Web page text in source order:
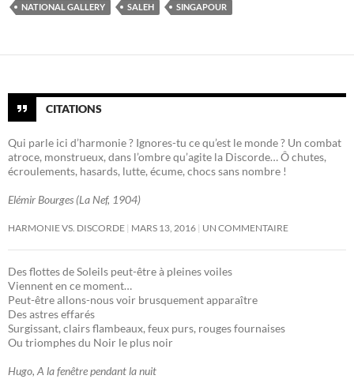
NATIONAL GALLERY
SALEH SINGAPOUR
CITATIONS
Qui parle ici d’harmonie ? Ignores-tu ce qu’est le monde ? Un combat
atroce, monstrueux, dans l’ombre qu’agite la Discorde… Ô chutes,
écroulements, hasards, lutte, écume, chocs sans nombre !
Elémir Bourges (La Nef, 1904)
HARMONIE VS. DISCORDE MARS 13, 2016 UN COMMENTAIRE
Des flottes de Soleils peut-être à pleines voiles
Viennent en ce moment…
Peut-être allons-nous voir brusquement apparaître
Des astres effarés
Surgissant, clairs flambeaux, feux purs, rouges fournaises
Ou triomphes du Noir le plus noir
Hugo, A la fenêtre pendant la nuit